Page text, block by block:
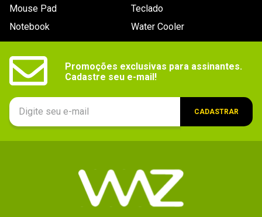
Mouse Pad
Notebook
Teclado
Water Cooler
Promoções exclusivas para assinantes.
Cadastre seu e-mail!
CADASTRAR